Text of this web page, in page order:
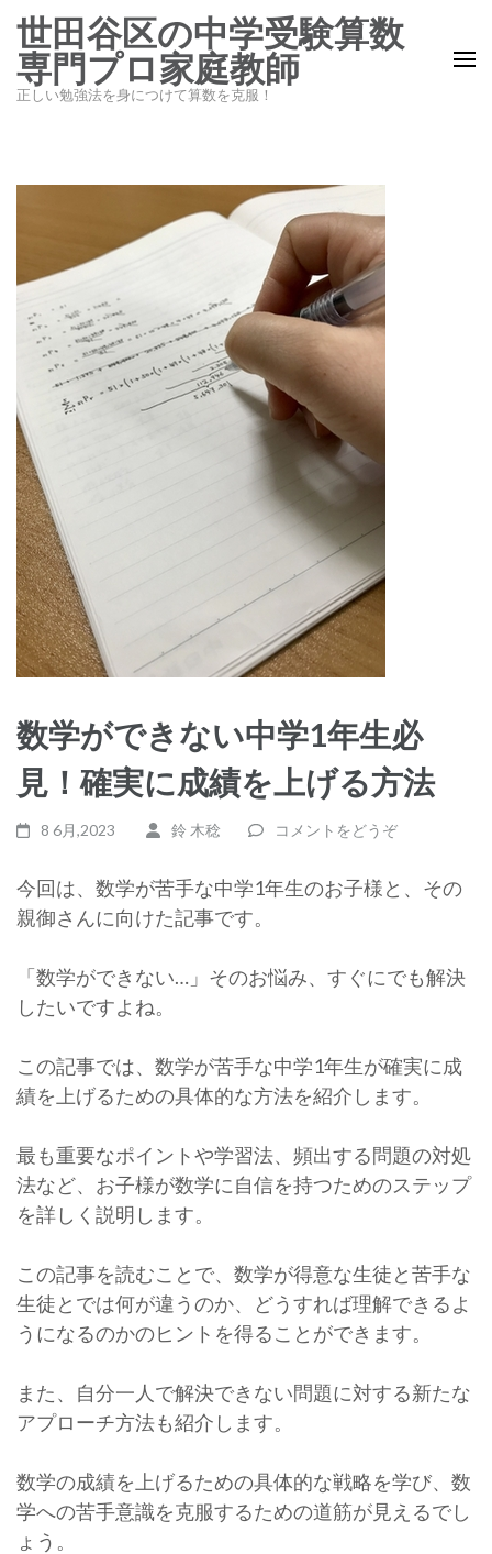
テ
ン
ス
プ
(Enter
世田谷区の中学受験算数
専門プロ家庭教師
正しい勉強法を身につけて算数を克服！
数学ができない中学1年生必
見！確実に成績を上げる方法
8 6月,2023 鈴 木稔 コメントをどうぞ
今回は、数学が苦手な中学1年生のお子様と、その
親御さんに向けた記事です。
「数学ができない…」そのお悩み、すぐにでも解決
したいですよね。
この記事では、数学が苦手な中学1年生が確実に成
績を上げるための具体的な方法を紹介します。
最も重要なポイントや学習法、頻出する問題の対処
法など、お子様が数学に自信を持つためのステップ
を詳しく説明します。
この記事を読むことで、数学が得意な生徒と苦手な
生徒とでは何が違うのか、どうすれば理解できるよ
うになるのかのヒントを得ることができます。
また、自分一人で解決できない問題に対する新たな
アプローチ方法も紹介します。
数学の成績を上げるための具体的な戦略を学び、数
学への苦手意識を克服するための道筋が見えるでし
ょう。